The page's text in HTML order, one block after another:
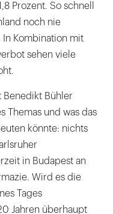
Prozent. So schnell
noch nie
In Kombination mit
sehen viele
Benedikt Bühler
Themas und was das
könnte: nichts
in Budapest an
Wird es die
Tages
Jahren überhaupt